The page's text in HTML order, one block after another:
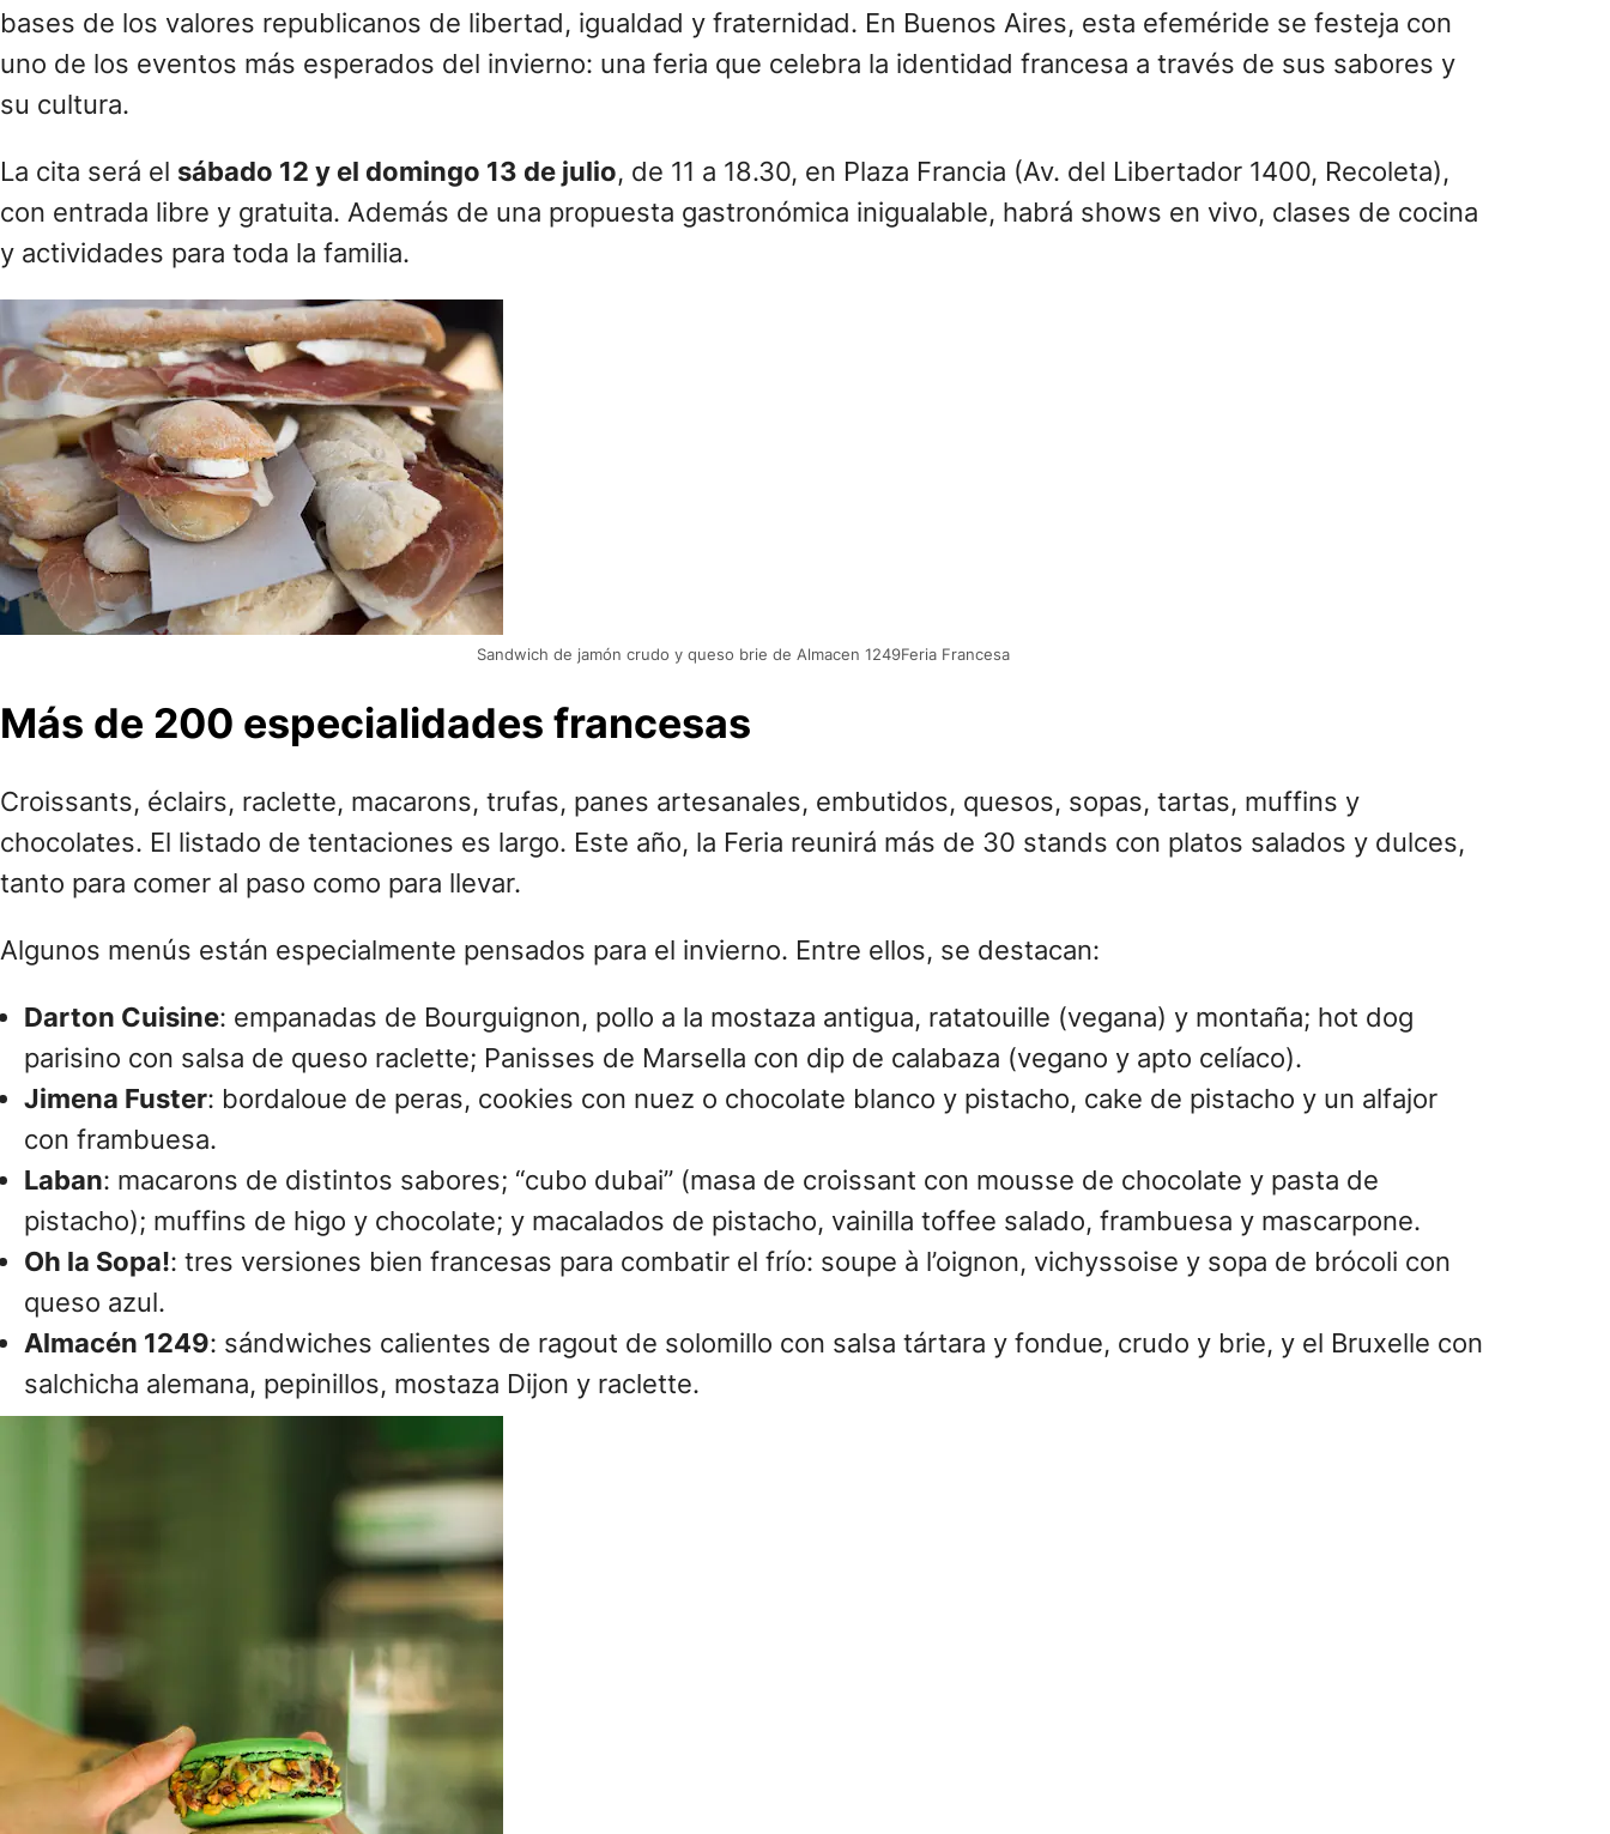
bases de los valores republicanos de libertad, igualdad y fraternidad. En Buenos Aires, esta efeméride se festeja con
uno de los eventos más esperados del invierno: una feria que celebra la identidad francesa a través de sus sabores y
su cultura.
La cita será el sábado 12 y el domingo 13 de julio, de 11 a 18.30, en Plaza Francia (Av. del Libertador 1400, Recoleta),
con entrada libre y gratuita. Además de una propuesta gastronómica inigualable, habrá shows en vivo, clases de cocina
y actividades para toda la familia.
Sandwich de jamón crudo y queso brie de Almacen 1249Feria Francesa
Más de 200 especialidades francesas
Croissants, éclairs, raclette, macarons, trufas, panes artesanales, embutidos, quesos, sopas, tartas, muffins y
chocolates. El listado de tentaciones es largo. Este año, la Feria reunirá más de 30 stands con platos salados y dulces,
tanto para comer al paso como para llevar.
Algunos menús están especialmente pensados para el invierno. Entre ellos, se destacan:
Darton Cuisine: empanadas de Bourguignon, pollo a la mostaza antigua, ratatouille (vegana) y montaña; hot dog
parisino con salsa de queso raclette; Panisses de Marsella con dip de calabaza (vegano y apto celíaco).
Jimena Fuster: bordaloue de peras, cookies con nuez o chocolate blanco y pistacho, cake de pistacho y un alfajor
con frambuesa.
Laban: macarons de distintos sabores; “cubo dubai” (masa de croissant con mousse de chocolate y pasta de
pistacho); muffins de higo y chocolate; y macalados de pistacho, vainilla toffee salado, frambuesa y mascarpone.
Oh la Sopa!: tres versiones bien francesas para combatir el frío: soupe à l’oignon, vichyssoise y sopa de brócoli con
queso azul.
Almacén 1249: sándwiches calientes de ragout de solomillo con salsa tártara y fondue, crudo y brie, y el Bruxelle con
salchicha alemana, pepinillos, mostaza Dijon y raclette.